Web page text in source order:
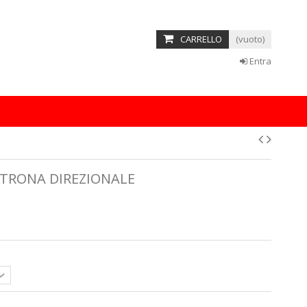
adipisicing elit, sed do eiusmod tempor incididunt ut labore
veniam, quis nostrud exercitation ullamco laboris nisi ut
CARRELLO
(vuoto)
Entra
DIREZIONALE